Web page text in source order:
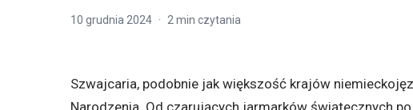
10 grudnia 2024 · 2 min czytania
Szwajcaria, podobnie jak większość krajów
Narodzenia. Od czarujących jarmarków świątecznych